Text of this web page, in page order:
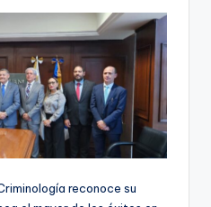
reconoce su